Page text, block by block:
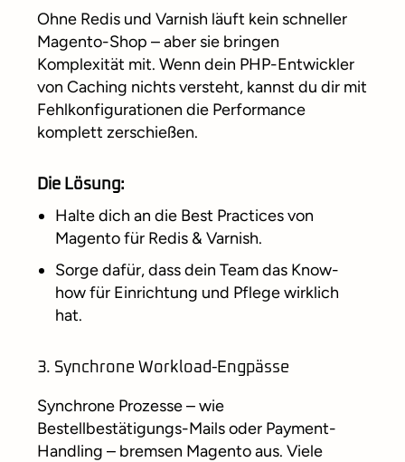
Ohne Redis und Varnish läuft kein schneller
Magento-Shop – aber sie bringen
Komplexität mit. Wenn dein PHP-Entwickler
von Caching nichts versteht, kannst du dir mit
Fehlkonfigurationen die Performance
komplett zerschießen.
Die Lösung:
Halte dich an die Best Practices von
Magento für Redis & Varnish.
Sorge dafür, dass dein Team das Know-
how für Einrichtung und Pflege wirklich
hat.
3. Synchrone Workload-Engpässe
Synchrone Prozesse – wie
Bestellbestätigungs-Mails oder Payment-
Handling – bremsen Magento aus. Viele